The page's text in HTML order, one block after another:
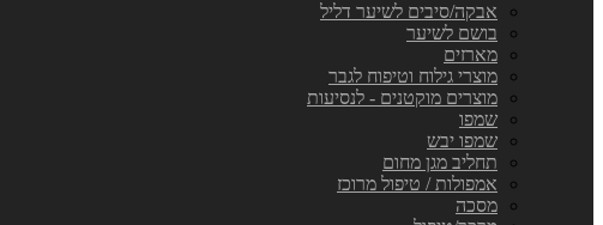
אבקה/סיבים לשיער דליל
בושם לשיער
מארזים
מוצרי גילוח וטיפוח לגבר
מוצרים מוקטנים - לנסיעות
שמפו
שמפו יבש
תחליב מגן מחום
אמפולות / טיפול מרוכז
מסכה